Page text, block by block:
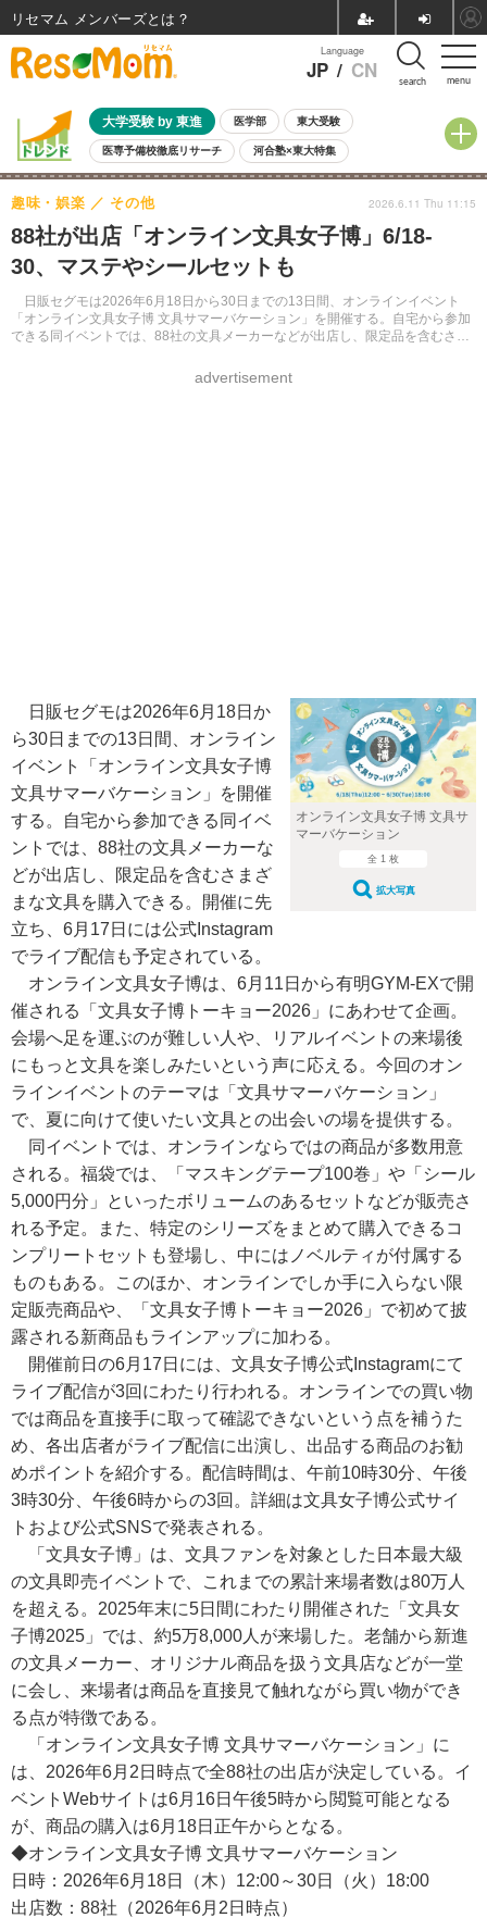
menu
Language
JP / CN search
大学受験 by 東進 医学部 東大受験
医専予備校徹底リサーチ 河合塾×東大特集
親子で考える大学選び 高校受験 中学受験 小学校受験
共通テスト 夏休み
8月開催イベント・WS 全国公立高校 過去問 人気記事
自由研究教材（小学生向け） 自由研究教材（中学生向け）
88社が出店「オンライン文具女子博」6/18-
30、マステやシールセットも
日販セグモは2026年6月18日から30日までの13日間、オンラインイベント
「オンライン文具女子博 文具サマーバケーション」を開催する。自宅から参加
できる同イベントでは、88社の文具メーカーなどが出店し、限定品を含むさま
趣味・娯楽 その他
advertisement
2026.6.11 Thu 11:15
オンライン文具女子博 文具サ
マーバケーション
全 1 枚
拡大写真
日販セグモは2026年6月18日か
ら30日までの13日間、オンライン
イベント「オンライン文具女子博
文具サマーバケーション」を開催
する。自宅から参加できる同イベ
ントでは、88社の文具メーカーな
どが出店し、限定品を含むさまざ
まな文具を購入できる。開催に先
立ち、6月17日には公式Instagram
でライブ配信も予定されている。
オンライン文具女子博は、6月11日から有明GYM-EXで開
催される「文具女子博トーキョー2026」にあわせて企画。
会場へ足を運ぶのが難しい人や、リアルイベントの来場後
にもっと文具を楽しみたいという声に応える。今回のオン
ラインイベントのテーマは「文具サマーバケーション」
で、夏に向けて使いたい文具との出会いの場を提供する。
同イベントでは、オンラインならではの商品が多数用意
される。福袋では、「マスキングテープ100巻」や「シール
5,000円分」といったボリュームのあるセットなどが販売さ
れる予定。また、特定のシリーズをまとめて購入できるコ
ンプリートセットも登場し、中にはノベルティが付属する
ものもある。このほか、オンラインでしか手に入らない限
定販売商品や、「文具女子博トーキョー2026」で初めて披
露される新商品もラインアップに加わる。
開催前日の6月17日には、文具女子博公式Instagramにて
ライブ配信が3回にわたり行われる。オンラインでの買い物
では商品を直接手に取って確認できないという点を補うた
め、各出店者がライブ配信に出演し、出品する商品のお勧
めポイントを紹介する。配信時間は、午前10時30分、午後
3時30分、午後6時からの3回。詳細は文具女子博公式サイ
トおよび公式SNSで発表される。
「文具女子博」は、文具ファンを対象とした日本最大級
の文具即売イベントで、これまでの累計来場者数は80万人
を超える。2025年末に5日間にわたり開催された「文具女
子博2025」では、約5万8,000人が来場した。老舗から新進
の文具メーカー、オリジナル商品を扱う文具店などが一堂
に会し、来場者は商品を直接見て触れながら買い物ができ
る点が特徴である。
「オンライン文具女子博 文具サマーバケーション」に
は、2026年6月2日時点で全88社の出店が決定している。イ
ベントWebサイトは6月16日午後5時から閲覧可能となる
が、商品の購入は6月18日正午からとなる。
◆オンライン文具女子博 文具サマーバケーション
日時：2026年6月18日（木）12:00～30日（火）18:00
出店数：88社（2026年6月2日時点）
リセマム メンバーズ